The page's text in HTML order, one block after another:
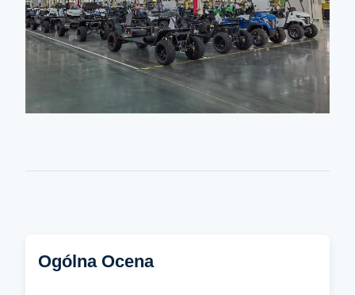
Ogólna Ocena